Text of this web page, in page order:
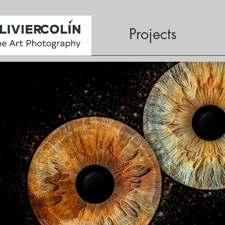
Projects